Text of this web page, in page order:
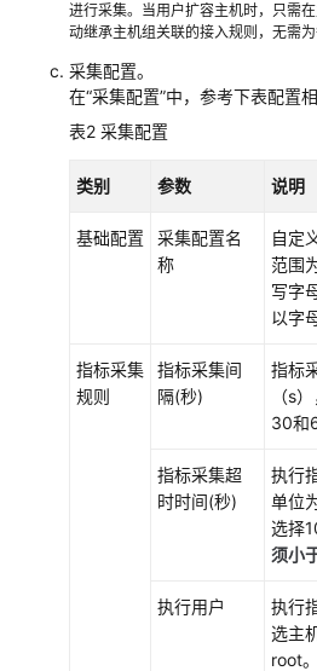
限
AOM
全
景
控
概
览
接
进行采集。当用户扩容主机时，只需
动继承主机组关联的接入规则，无需为
采集配置。
在“采集配置”中，参考下表配置
表2 采集配置
类别 参数 说明
基础配置
采集配置名
称
自定
范围
写字
以字
指标采集
规则
指标采集间
隔(秒)
指标
（s
30和
指标采集超
时时间(秒)
执行
单位
选择
须小
执行用户
执行
选主
root。